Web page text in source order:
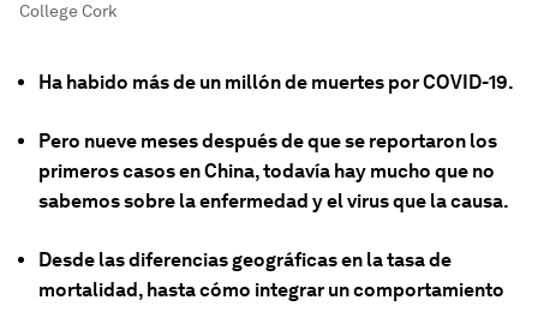
College Cork
Ha habido más de un millón de muertes por COVID-19.
Pero nueve meses después de que se reportaron los
primeros casos en China, todavía hay mucho que no
sabemos sobre la enfermedad y el virus que la causa.
Desde las diferencias geográficas en la tasa de
mortalidad, hasta cómo integrar un comportamiento